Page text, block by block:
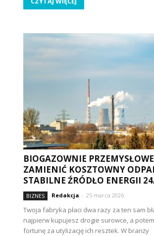
BIOGAZOWNIE
ZAMIENIĆ KOSZTOWNY
STABILNE ŹRÓDŁO ENERGII
BIZNES Redakcja - 25 marca 2026
Twoja fabryka płaci dwa razy za ten sam
najpierw kupujesz drogie surowce, a potem
fortunę za utylizację ich resztek. W branży